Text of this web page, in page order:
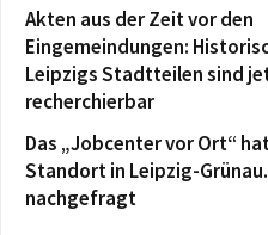
Akten aus der Zeit vor den
Eingemeindungen:
Leipzigs Stadtteilen sind
recherchierbar
Das „Jobcenter vor Ort“
Standort in Leipzig-
nachgefragt